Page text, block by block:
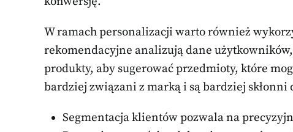
W ramach personalizacji warto również
rekomendacyjne analizują dane
produkty, aby sugerować przedmioty, które
bardziej związani z marką i są bardziej skłonni
Segmentacja klientów pozwala na